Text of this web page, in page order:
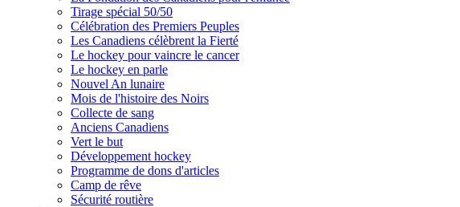
Tirage spécial 50/50
Célébration des Premiers Peuples
Les Canadiens célèbrent la Fierté
Le hockey pour vaincre le cancer
Le hockey en parle
Nouvel An lunaire
Mois de l'histoire des Noirs
Collecte de sang
Anciens Canadiens
Vert le but
Développement hockey
Programme de dons d'articles
Camp de rêve
Sécurité routière